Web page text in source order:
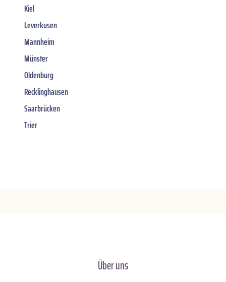
Kiel
Leverkusen
Mannheim
Münster
Oldenburg
Recklinghausen
Saarbrücken
Trier
Über uns